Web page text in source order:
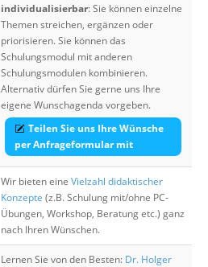
individualisierbar: Sie können einzelne
Themen streichen, ergänzen oder
priorisieren. Sie können das
Schulungsmodul mit anderen
Schulungsmodulen kombinieren.
Alternativ dürfen Sie gerne uns Ihre
eigene Wunschagenda vorgeben.
Teilen Sie uns Ihre Wünsche
per Anfrageformular mit
Wir bieten eine Vielzahl didaktischer
Konzepte (z.B. Schulung mit/ohne PC-
Übungen, Workshop, Beratung etc.) ganz
nach Ihren Wünschen.
Lernen Sie von den Besten: Dr. Holger